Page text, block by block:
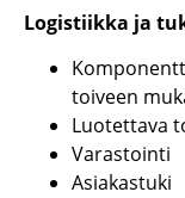
Logistiikka ja
toiveen
Luotettava
Varastointi
Asiakastuki